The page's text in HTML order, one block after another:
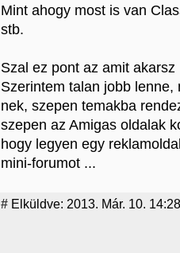
Mint ahogy most is van
stb.
Szal ez pont az amit
Szerintem talan jobb
nek, szepen temakba
szepen az Amigas oldalak
hogy legyen egy
mini-forumot ...
# Elküldve: 2013. Már. 10. 14:28